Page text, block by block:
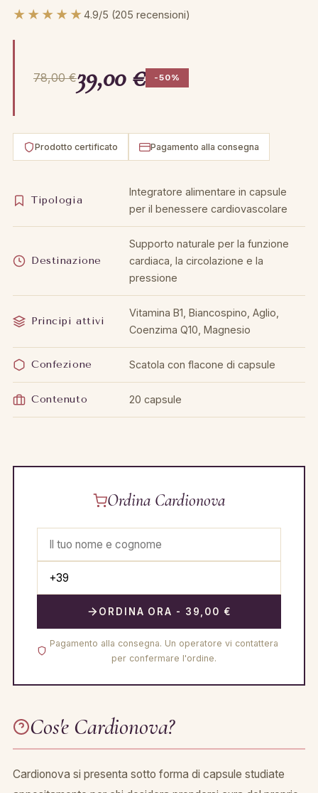
★★★★★4.9/5 (205 recensioni)
78,00 €39,00 € -50%
Prodotto certificato Pagamento alla consegna
Tipologia
Integratore alimentare in capsule
per il benessere cardiovascolare
Destinazione
Supporto naturale per la funzione
cardiaca, la circolazione e la
pressione
Principi attivi
Vitamina B1, Biancospino, Aglio,
Coenzima Q10, Magnesio
Confezione Scatola con flacone di capsule
Contenuto 20 capsule
Ordina Cardionova
ORDINA ORA - 39,00 €
Pagamento alla consegna. Un operatore vi contattera
per confermare l'ordine.
Cos'e Cardionova?
Cardionova si presenta sotto forma di capsule studiate